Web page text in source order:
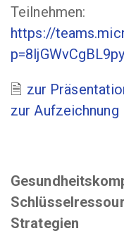
Teilnehmen:
https://
zur
zur Aufzeichnung
Strategien